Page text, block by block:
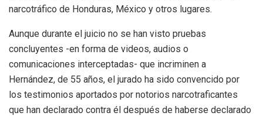
narcotráfico de Honduras, México y otros lugares.
Aunque durante el juicio no se han visto pruebas
concluyentes -en forma de videos, audios o
comunicaciones interceptadas- que incriminen a
Hernández, de 55 años, el jurado ha sido convencido por
los testimonios aportados por notorios narcotraficantes
que han declarado contra él después de haberse declarado